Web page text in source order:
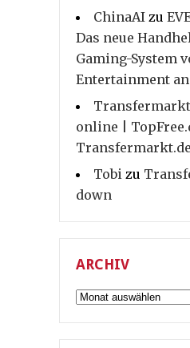
ChinaAI zu
Das neue
Gaming-System
Entertainment
online |
Tobi zu
down
ARCHIV
Archiv